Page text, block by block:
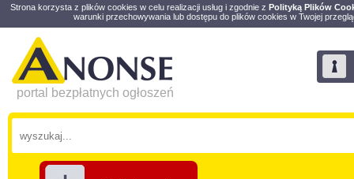
Strona korzysta z plików cookies w celu realizacji usług i zgodnie z Polityką Plików
warunki przechowywania lub dostępu do plików cookies w Twojej
portal bezpłatnych ogłoszeń